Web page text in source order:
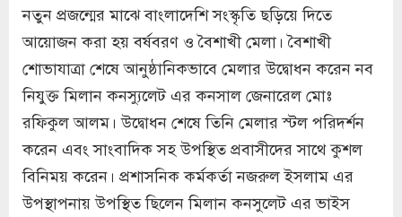
নতুন প্রজন্মের মাঝে বাংলাদেশি সংস্কৃতি ছড়িয়ে দিতে
আয়োজন করা হয় বর্ষবরণ ও বৈশাখী মেলা। বৈশাখী
শোভাযাত্রা শেষে আনুষ্ঠানিকভাবে মেলার উদ্বোধন করেন নব
নিযুক্ত মিলান কনস্যুলেট এর কনসাল জেনারেল মোঃ
রফিকুল আলম। উদ্বোধন শেষে তিনি মেলার স্টল পরিদর্শন
করেন এবং সাংবাদিক সহ উপস্থিত প্রবাসীদের সাথে কুশল
বিনিময় করেন। প্রশাসনিক কর্মকর্তা নজরুল ইসলাম এর
উপস্থাপনায় উপস্থিত ছিলেন মিলান কনসুলেট এর ভাইস